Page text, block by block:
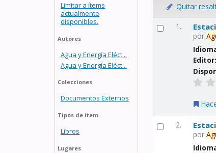
Limitar a ítems
actualmente
disponibles.
Autores
Agua y Energía Eléct...
Agua y Energía Eléct...
Colecciones
Documentos Externos
Tipos de ítem
Libros
Lugares
Quitar
1.
por
2.
por